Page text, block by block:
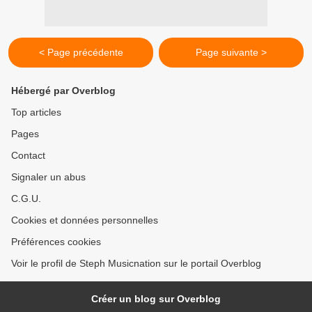
< Page précédente Page suivante >
Hébergé par Overblog
Top articles
Pages
Contact
Signaler un abus
C.G.U.
Cookies et données personnelles
Préférences cookies
Voir le profil de Steph Musicnation sur le portail Overblog
Créer un blog sur Overblog